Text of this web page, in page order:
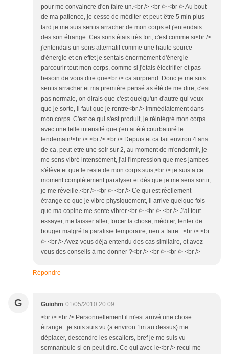
pour me convaincre d'en faire un.<br /> <br /> <br /> Au bout
de ma patience, je cesse de méditer et peut-être 5 min plus
tard je me suis sentis arracher de mon corps et j'entendais
des son étrange. Ces sons étais très fort, c'est comme si<br />
j'entendais un sons alternatif comme une haute source
d'énergie et en effet je sentais énormément d'énergie
parcourir tout mon corps, comme si j'étais électrifier et pas
besoin de vous dire que<br /> ca surprend. Donc je me suis
sentis arracher et ma première pensé as été de me dire, c'est
pas normale, on dirais que c'est quelqu'un d'autre qui veux
que je sorte, il faut que je rentre<br /> immédiatement dans
mon corps. C'est ce qui s'est produit, je réintégré mon corps
avec une telle intensité que j'en ai été courbaturé le
lendemain!<br /> <br /> <br /> Depuis et ca fait environ 4 ans
de ca, peut-etre une soir sur 2, au moment de m'endormir, je
me sens vibré intensément, j'ai l'impression que mes jambes
s'élève et que le reste de mon corps suis,<br /> je suis a ce
moment complètement paralyser et dès que je me sens sortir,
je me réveille.<br /> <br /> <br /> Ce qui est réellement
étrange ce que je vibre physiquement, il arrive quelque fois
que ma copine me sente vibrer.<br /> <br /> <br /> J'ai tout
essayer, me laisser aller, forcer la chose, méditer, tenter de
bouger malgré la paralisie temporaire, rien a faire...<br /> <br
/> <br /> Avez-vous déja entendu des cas similaire, et avez-
vous des conseils à me donner ?<br /> <br /> <br /> <br />
Répondre
G Guiohm 01/05/2010 20:09
<br /> <br /> Personnellement il m'est arrivé une chose
étrange : je suis suis vu (a environ 1m au dessus) me
déplacer, descendre les escaliers, bref je me suis vu
somnanbule si on peut dire. Ce qui avec le<br /> recul me